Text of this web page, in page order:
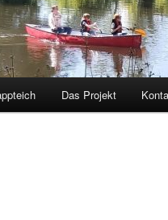
Das Projekt